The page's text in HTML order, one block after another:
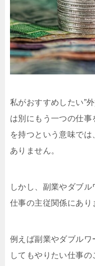
私がおすすめしたい”
は別にもう一つの仕
を持つという意味では
ありません。
しかし、副業やダブ
仕事の主従関係にあり
例えば副業やダブルワ
してもやりたい仕事